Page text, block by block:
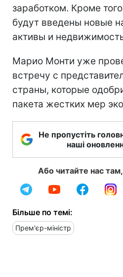
заработком. Кроме
будут введены новые
активы и
Марио Монти уже
встречу с
страны, которые
пакета жестких мер
Не пропустіть
наші
Або читайте нас
Більше по темі:
Прем'єр-міністр